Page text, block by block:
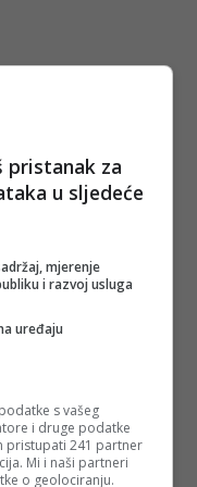
su da se javno i
preko noći
da je evropsko-
ustavnog
kapitulacije pred
i Moskvi trajna
lokalnim šerifima i
"neobične" zakone
pristanak za
u sljedeće
mjerenje
i razvoj usluga
uređaju
s vašeg
i druge podatke
pristupati 241 partner
Mi i naši partneri
o geolociranju.